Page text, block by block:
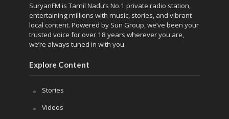
SuryanFM is Tamil Nadu’s No.1 private radio station,
entertaining millions with music, stories, and vibrant
local content. Powered by Sun Group, we’ve been your
trusted voice for over 18 years wherever you are,
we’re always tuned in with you.
Explore Content
Stories
Videos